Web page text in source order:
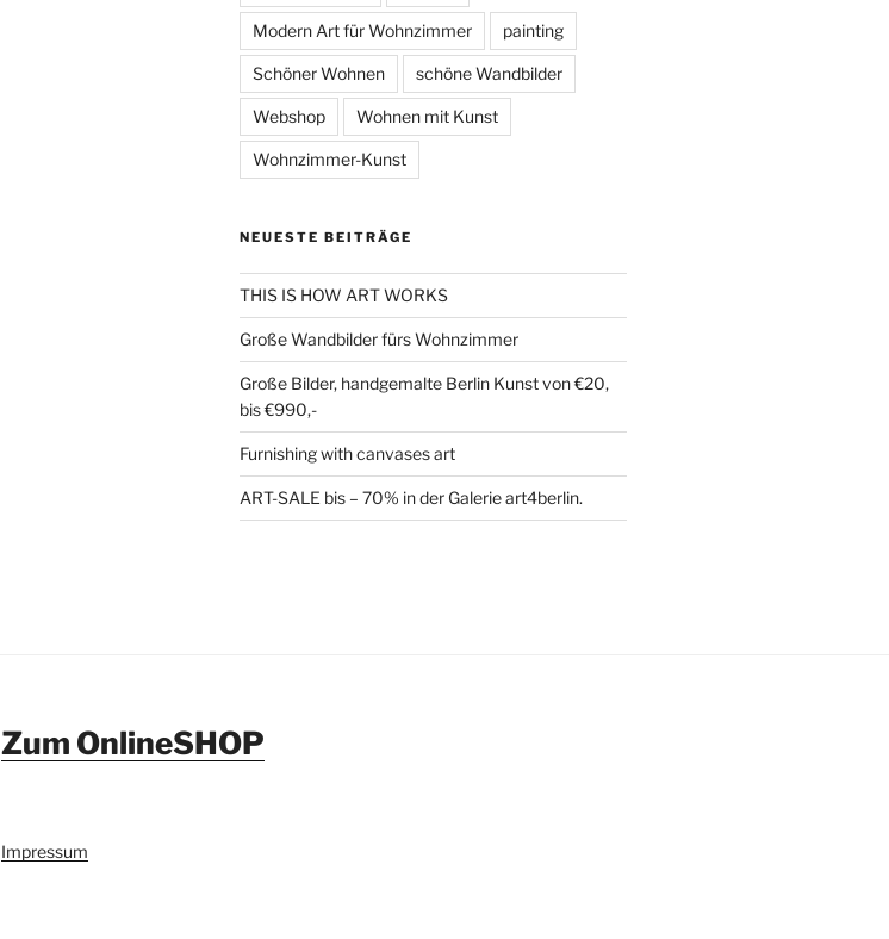
Modern Art für Wohnzimmer painting
Schöner Wohnen schöne Wandbilder
Webshop Wohnen mit Kunst
Wohnzimmer-Kunst
NEUESTE BEITRÄGE
THIS IS HOW ART WORKS
Große Wandbilder fürs Wohnzimmer
Große Bilder, handgemalte Berlin Kunst von €20,
bis €990,-
Furnishing with canvases art
ART-SALE bis – 70% in der Galerie art4berlin.
Zum OnlineSHOP
Impressum